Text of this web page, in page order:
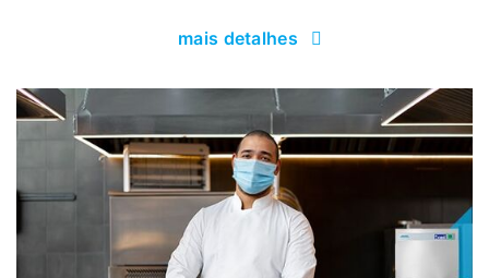
mais detalhes